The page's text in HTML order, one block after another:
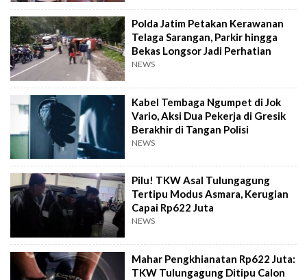
Polda Jatim Petakan Kerawanan
Telaga Sarangan, Parkir hingga
Bekas Longsor Jadi Perhatian
NEWS
Kabel Tembaga Ngumpet di Jok
Vario, Aksi Dua Pekerja di Gresik
Berakhir di Tangan Polisi
NEWS
Pilu! TKW Asal Tulungagung
Tertipu Modus Asmara, Kerugian
Capai Rp622 Juta
NEWS
Mahar Pengkhianatan Rp622 Juta:
TKW Tulungagung Ditipu Calon